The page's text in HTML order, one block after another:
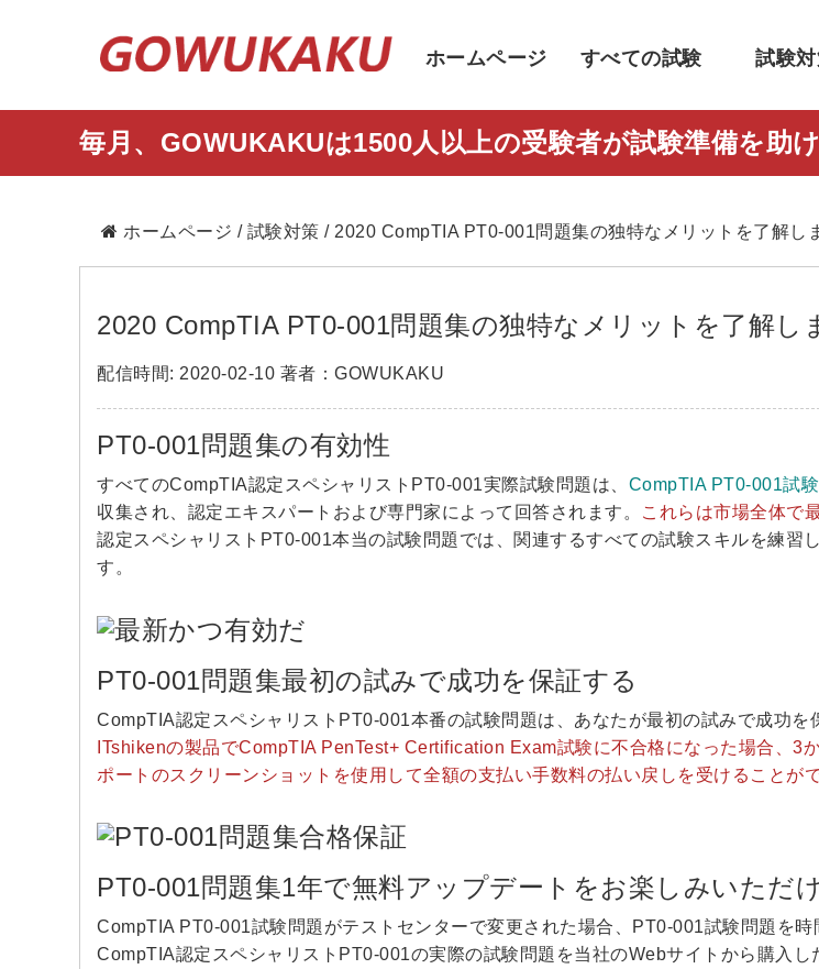
ホームページ すべての試験 試験
毎月、GOWUKAKUは1500人以上の受験者が試験準備を助
ホームページ / 試験対策 / 2020 CompTIA PT0-001問題集の独特なメリットを了解し
2020 CompTIA PT0-001問題集の独特なメリットを了解し
配信時間: 2020-02-10 著者：GOWUKAKU
PT0-001問題集の有効性
すべてのCompTIA認定スペシャリストPT0-001実際試験問題は、 CompTIA PT0-001試験
収集され、認定エキスパートおよび専門家によって回答されます。
これらは市場全体で
認定スペシャリストPT0-001本当の試験問題では、関連するすべての試験スキルを練習
す。
PT0-001問題集最初の試みで成功を保証する
CompTIA認定スペシャリストPT0-001本番の試験問題は、あなたが最初の試みで成功を
ITshikenの製品でCompTIA PenTest+ Certification Exam試験に不合格になった場合、3
ポートのスクリーンショットを使用して全額の支払い手数料の払い戻しを受けることがで
PT0-001問題集1年で無料アップデートをお楽しみいただ
CompTIA PT0-001試験問題がテストセンターで変更された場合、PT0-001試験問題を時
CompTIA認定スペシャリストPT0-001の実際の試験問題を当社のWebサイトから購入し